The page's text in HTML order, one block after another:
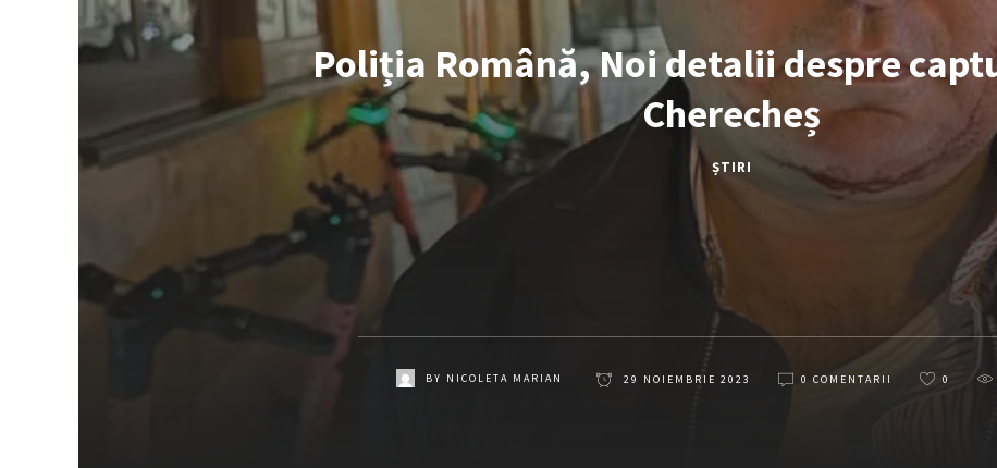
Poliția Română, Noi detalii despre
Cherecheș
ȘTIRI
BY NICOLETA MARIAN 29 NOIEMBRIE 2023 0 COMENTARII 0